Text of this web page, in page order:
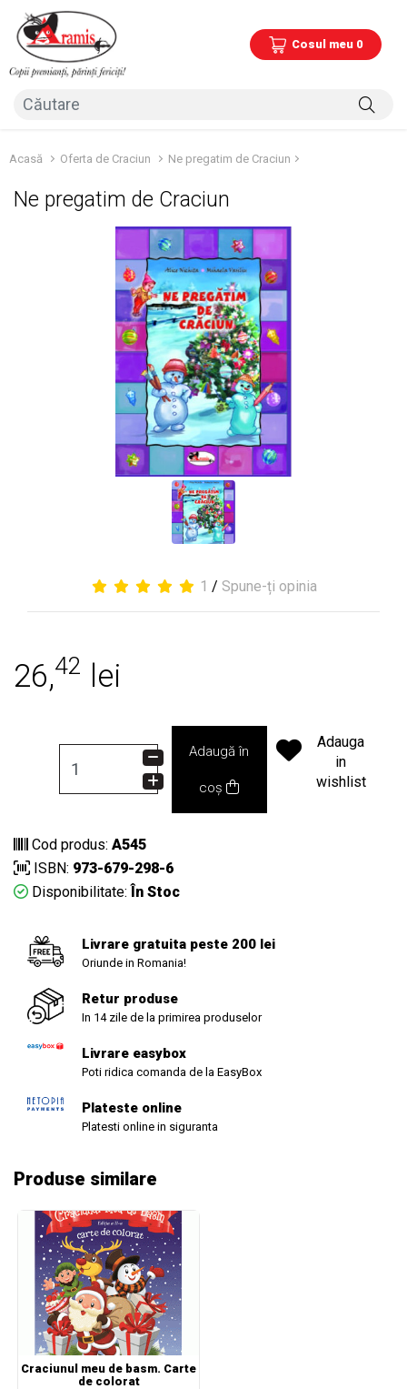
Cosul meu 0
Acasă Oferta de Craciun Ne pregatim de Craciun
Ne pregatim de Craciun
1 / Spune-ți opinia
26,42 lei
Adaugă în
coș
Adauga
in
wishlist
Cod produs: A545
ISBN: 973-679-298-6
Disponibilitate: În Stoc
Livrare gratuita peste 200 lei
Oriunde in Romania!
Retur produse
In 14 zile de la primirea produselor
Livrare easybox
Poti ridica comanda de la EasyBox
Plateste online
Platesti online in siguranta
Produse similare
Craciunul meu de basm. Carte
de colorat